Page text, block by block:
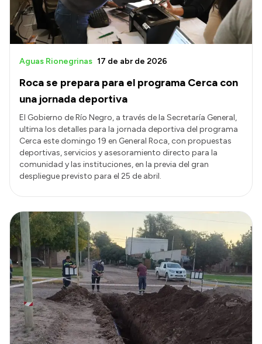
Roca se prepara para el programa Cerca con
una jornada deportiva
Aguas Rionegrinas 17 de abr de 2026
El Gobierno de Río Negro, a través de la Secretaría General,
ultima los detalles para la jornada deportiva del programa
Cerca este domingo 19 en General Roca, con propuestas
deportivas, servicios y asesoramiento directo para la
comunidad y las instituciones, en la previa del gran
despliegue previsto para el 25 de abril.